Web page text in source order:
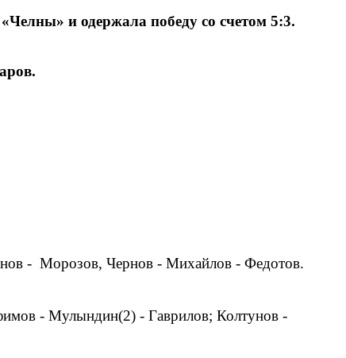
и одержала победу со счетом 5:3.
- Морозов, Чернов - Михайлов - Федотов.
- Мулындин(2) - Гаврилов; Колтунов -